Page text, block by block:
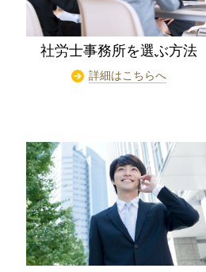
社労士事務所を選ぶ方法
詳細はこちらへ